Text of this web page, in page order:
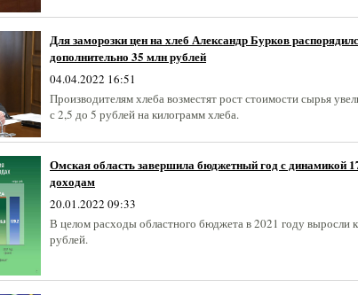
Для заморозки цен на хлеб Александр Бурков
дополнительно 35 млн рублей
04.04.2022 16:51
Производителям хлеба возместят рост стоимости сырья
с 2,5 до 5 рублей на килограмм хлеба.
Омская область завершила бюджетный год с динамикой
доходам
20.01.2022 09:33
В целом расходы областного бюджета в 2021 году выросли
рублей.